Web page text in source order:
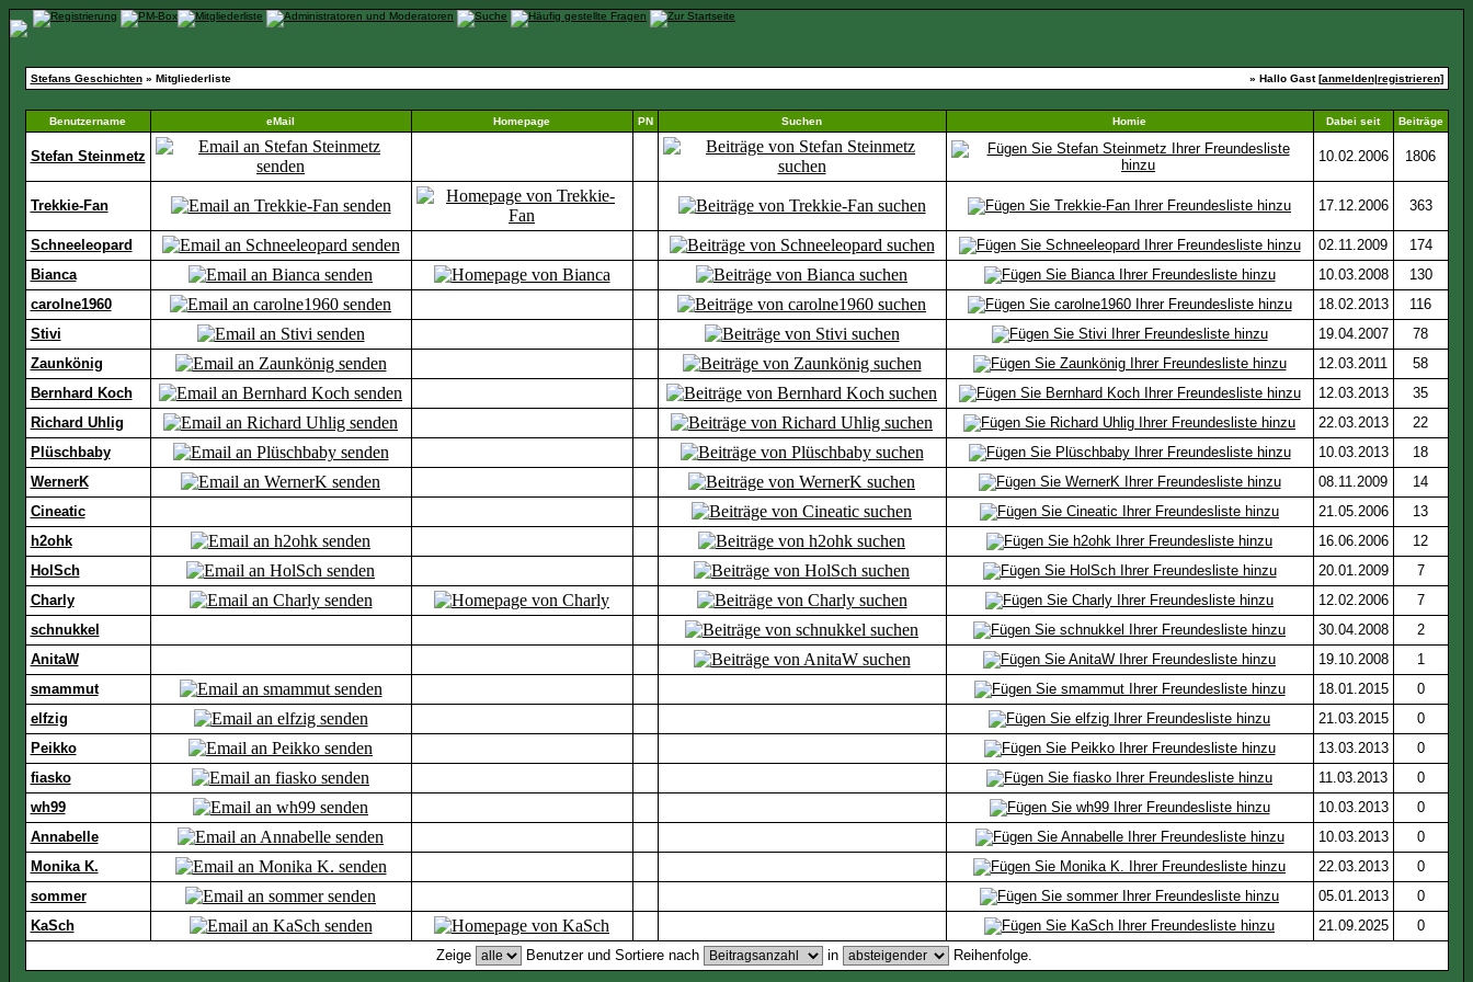
Stefans Geschichten» Mitgliederliste » Hallo Gast [anmelden|registrieren]
Benutzername eMail Homepage PN Suchen Homie Dabei seit Beiträge
Stefan Steinmetz 10.02.2006 1806
Trekkie-Fan 17.12.2006 363
Schneeleopard 02.11.2009
174
Bianca
10.03.2008
130
carolne1960
18.02.2013
116
Stivi
19.04.2007
78
Zaunkönig
12.03.2011
58
Bernhard Koch
12.03.2013
35
Richard Uhlig
22.03.2013
22
Plüschbaby
10.03.2013
18
WernerK
08.11.2009
14
Cineatic
21.05.2006
13
h2ohk
16.06.2006
12
HolSch
20.01.2009
7
Charly
12.02.2006
7
schnukkel
30.04.2008
2
AnitaW
19.10.2008
1
smammut
18.01.2015
0
elfzig
21.03.2015
0
Peikko
13.03.2013
0
fiasko
11.03.2013
0
wh99
10.03.2013
0
Annabelle
10.03.2013
0
Monika K.
22.03.2013
0
sommer
05.01.2013
0
KaSch
21.09.2025
0
Zeige
Benutzer und Sortiere nach in Reihenfolge.